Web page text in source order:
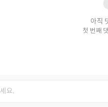
아직
첫 번째